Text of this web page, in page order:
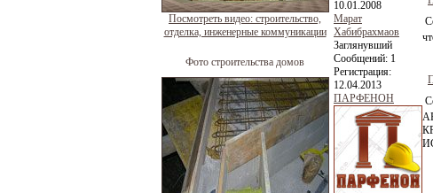
Посмотреть видео: строительство,
отделка, инженерные коммуникации
Фото строительства домов
10.01.2008
Марат
Хабибрахмаов
Заглянувший
Сообщений: 1
Регистрация:
12.04.2013
ПАРФЕНОН